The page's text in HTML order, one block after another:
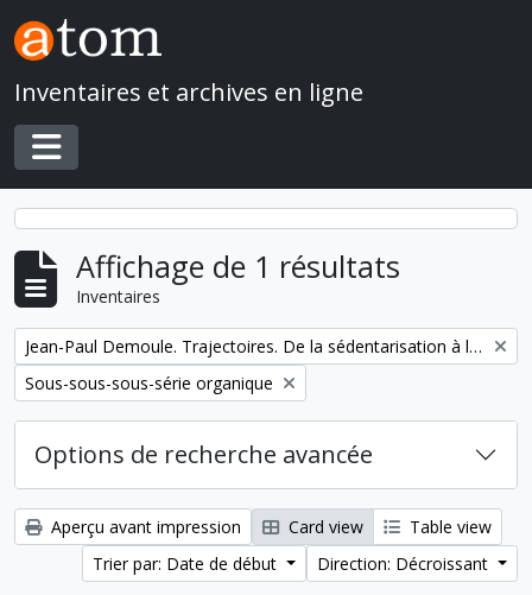
Skip to main content
Inventaires et archives en ligne
Toggle navigation
Affichage de 1 résultats
Inventaires
Remove filter:
Jean-Paul Demoule. Trajectoires. De la sédentarisation à l'État
Remove filter:
Sous-sous-sous-série organique
Options de recherche avancée
Aperçu avant impression Card view
Table view
Trier par: Date de début
Direction: Décroissant